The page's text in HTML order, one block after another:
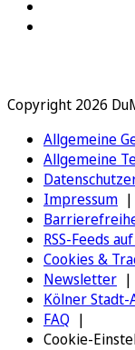
Copyright 2026
Allgemeine
Allgemeine
Impressum
RSS-Feeds
Cookies &
Newsletter
Kölner
FAQ
Cookie-